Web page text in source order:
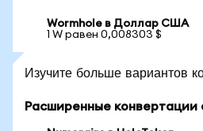
Wormhole в Доллар США
1 W равен 0,008303 $
Изучите больше вариантов
Расширенные конвертации